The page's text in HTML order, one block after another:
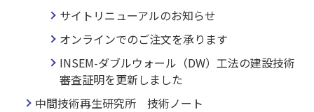
サイトリニューアルのお知らせ
オンラインでのご注文を承ります
INSEM-ダブルウォール（DW）工法の建設技術
審査証明を更新しました
中間技術再生研究所 技術ノート